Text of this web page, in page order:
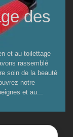
des
et au toilettage
rassemblé
soin de la beauté
notre
et au...